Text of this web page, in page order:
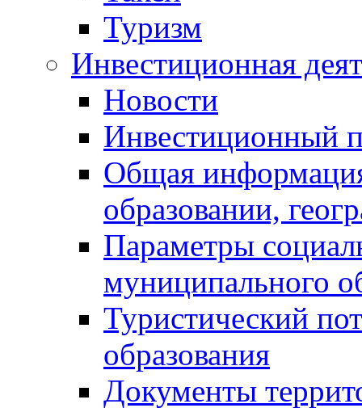
Туризм
Инвестиционная
Новости
Инвестиционный
Общая
образовании,
Параметры
муниципального
Туристический
образования
Документы